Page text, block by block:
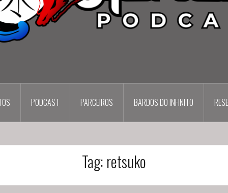
PODCAST PARCEIROS BARDOS DO INFINITO
Tag: retsuko